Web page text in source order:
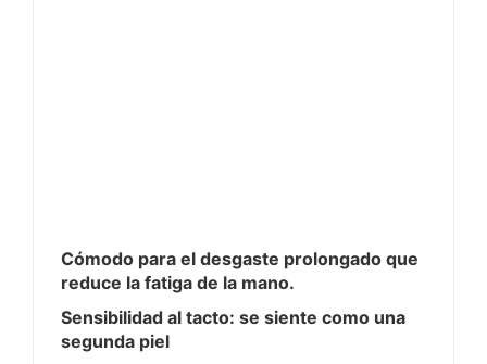
Cómodo para el desgaste prolongado que
reduce la fatiga de la mano.
Sensibilidad al tacto: se siente como una
segunda piel